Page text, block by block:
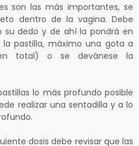
son las más importantes, se
dentro de la vagina. Debe
dedo y de ahí la pondrá en
pastilla, máximo una gota a
total) o se devánese la
lo más profundo posible
realizar una sentadilla y a lo
dosis debe revisar que las